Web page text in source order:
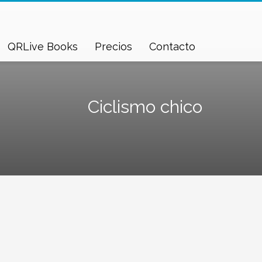
QRLive Books Precios Contacto
Ciclismo chico